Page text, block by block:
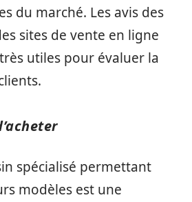
du marché. Les avis des
sites de vente en ligne
utiles pour évaluer la
spécialisé permettant
modèles est une